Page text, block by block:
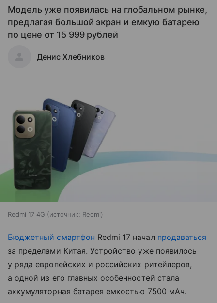
Модель уже появилась на глобальном рынке,
предлагая большой экран и емкую батарею
по цене от 15 999 рублей
Денис Хлебников
Redmi 17 4G источник: Redmi
Бюджетный смартфон Redmi 17 начал продаваться
за пределами Китая. Устройство уже появилось
у ряда европейских и российских ритейлеров,
а одной из его главных особенностей стала
аккумуляторная батарея емкостью 7500 мАч.